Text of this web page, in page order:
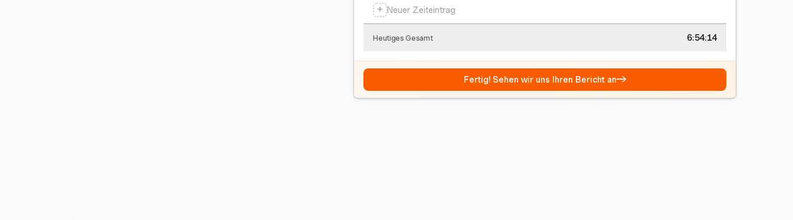
+ Neuer Zeiteintrag
Heutiges Gesamt 6:54:15
Fertig! Sehen wir uns Ihren Bericht an→